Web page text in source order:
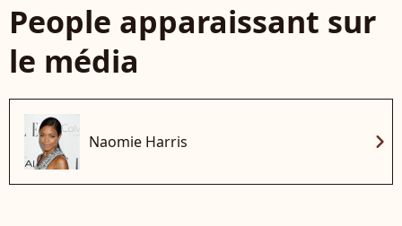
People apparaissant sur
le média
Naomie Harris chevron_right